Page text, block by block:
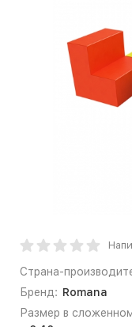
Страна-
Бренд: Romana
Размер в